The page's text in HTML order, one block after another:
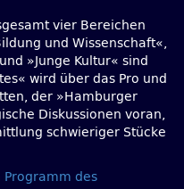
vier Bereichen
und Wissenschaft«,
»Junge Kultur« sind
wird über das Pro und
der »Hamburger
Diskussionen voran,
schwieriger Stücke
Programm des